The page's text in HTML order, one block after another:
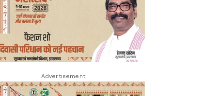
Advertisement